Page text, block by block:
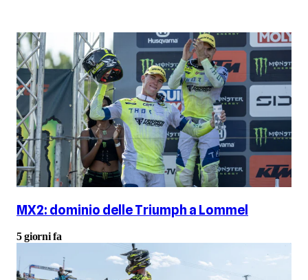
MX2: dominio delle Triumph a Lommel
5 giorni fa